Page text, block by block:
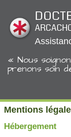
« Nous
prenons soin
Mentions
Hébergement